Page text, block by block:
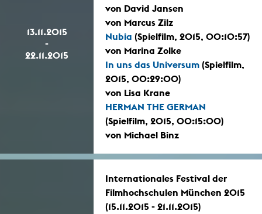
13.11.2015
-
22.11.2015
von David Jansen
von Marcus Zilz
Nubia (Spielfilm, 2015, 00:10:57)
von Marina Zolke
In uns das Universum (Spielfilm,
2015, 00:29:00)
von Lisa Krane
HERMAN THE GERMAN
(Spielfilm, 2015, 00:15:00)
von Michael Binz
Internationales Festival der
Filmhochschulen München 2015
(15.11.2015 - 21.11.2015)